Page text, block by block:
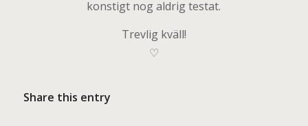
konstigt nog aldrig testat.
Trevlig kväll!
♡
Share this entry